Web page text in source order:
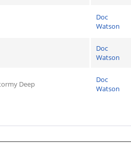
Doc
Watson
Doc
Watson
Deep
Doc
Watson